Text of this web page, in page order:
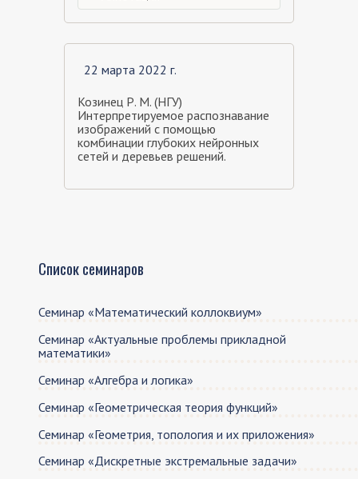
22 марта 2022 г.
Козинец Р. М. (НГУ)
Интерпретируемое распознавание
изображений с помощью
комбинации глубоких нейронных
сетей и деревьев решений.
Список семинаров
Семинар «Математический коллоквиум»
Семинар «Актуальные проблемы прикладной
математики»
Семинар «Алгебра и логика»
Семинар «Геометрическая теория функций»
Семинар «Геометрия, топология и их приложения»
Семинар «Дискретные экстремальные задачи»